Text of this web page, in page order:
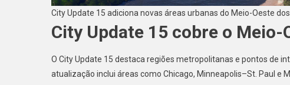
City Update 15 adiciona novas áreas urbanas do Meio-Oeste
City Update 15 cobre o Meio-
O City Update 15 destaca regiões metropolitanas e pontos de
atualização inclui áreas como Chicago, Minneapolis–St. Paul e